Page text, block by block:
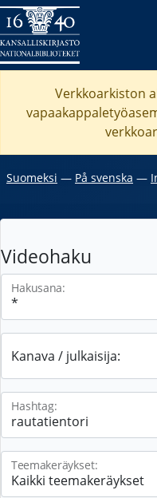
Verkkoarkiston
Suomeksi ― På svenska ―
Videohaku
Hakusana:
Kanava / julkaisija:
Hashtag:
Teemakeräykset: